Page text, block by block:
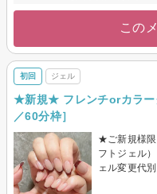
この
初回 ジェル
★新規★ フレンチorカラー
／60分枠］
★ご新規様
フトジェル
ェル変更代